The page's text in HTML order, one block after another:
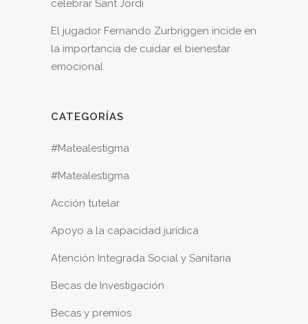
celebrar Sant Jordi
El jugador Fernando Zurbriggen incide en
la importancia de cuidar el bienestar
emocional
CATEGORÍAS
#Matealestigma
#Matealestigma
Acción tutelar
Apoyo a la capacidad jurídica
Atención Integrada Social y Sanitaria
Becas de Investigación
Becas y premios